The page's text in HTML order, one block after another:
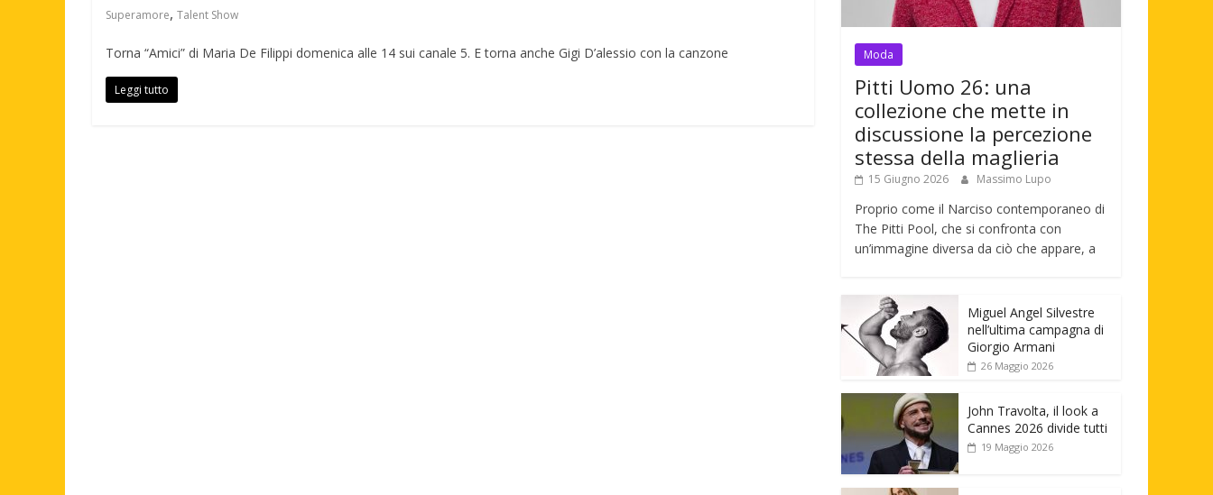
Superamore, Talent Show
Torna “Amici” di Maria De Filippi domenica alle 14 sui canale 5. E torna anche Gigi D’alessio con la canzone
Leggi tutto
Moda
Pitti Uomo 26: una
collezione che mette in
discussione la percezione
stessa della maglieria
15 Giugno 2026 Massimo Lupo
Proprio come il Narciso contemporaneo di
The Pitti Pool, che si confronta con
un’immagine diversa da ciò che appare, a
Miguel Angel Silvestre
nell’ultima campagna di
Giorgio Armani
26 Maggio 2026
John Travolta, il look a
Cannes 2026 divide tutti
19 Maggio 2026